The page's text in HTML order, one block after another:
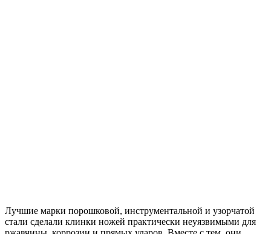
Лучшие марки порошковой, инструментальной и узорчатой
стали сделали клинки ножей практически неуязвимыми для